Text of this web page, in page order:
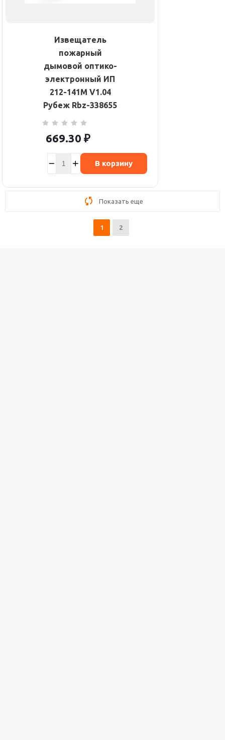
Извещатель
пожарный
дымовой оптико-
электронный ИП
212-141М V1.04
Рубеж Rbz-338655
669.30 ₽
В корзину
Показать еще
1 2